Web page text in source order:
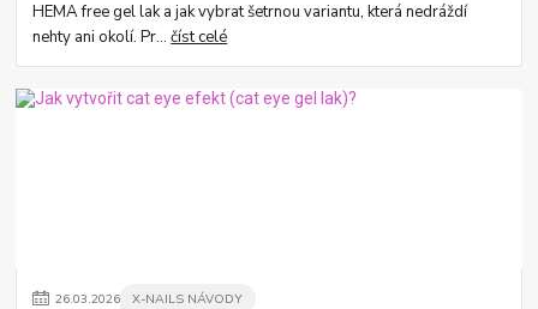
HEMA free gel lak a jak vybrat šetrnou variantu, která nedráždí
nehty ani okolí. Pr...číst celé
26.03.2026 X-NAILS NÁVODY